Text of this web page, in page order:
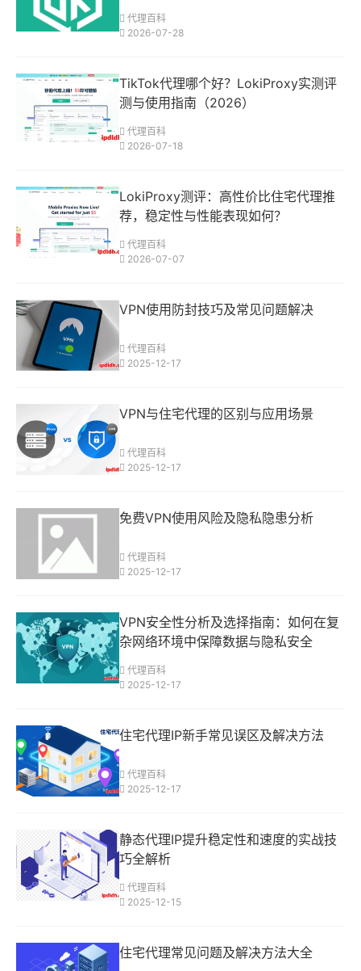
代理百科
2026-07-28
TikTok代理哪个好？LokiProxy实测评
测与使用指南（2026）
代理百科
2026-07-18
LokiProxy测评：高性价比住宅代理推
荐，稳定性与性能表现如何？
代理百科
2026-07-07
VPN使用防封技巧及常见问题解决
代理百科
2025-12-17
VPN与住宅代理的区别与应用场景
代理百科
2025-12-17
免费VPN使用风险及隐私隐患分析
代理百科
2025-12-17
VPN安全性分析及选择指南：如何在复
杂网络环境中保障数据与隐私安全
代理百科
2025-12-17
住宅代理IP新手常见误区及解决方法
代理百科
2025-12-17
静态代理IP提升稳定性和速度的实战技
巧全解析
代理百科
2025-12-15
住宅代理常见问题及解决方法大全